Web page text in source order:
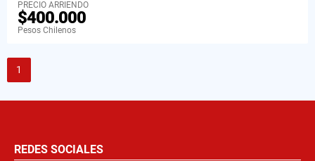
PRECIO ARRIENDO
$400.000
Pesos Chilenos
1
REDES SOCIALES